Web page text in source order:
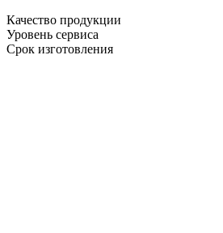
Качество продукции
Уровень сервиса
Срок изготовления